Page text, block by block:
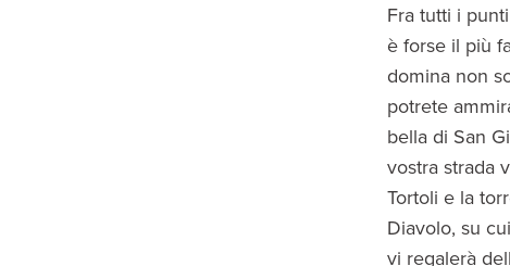
Fra tutti i
è forse il più
domina non
potrete
bella di San
vostra strada
Tortoli e la
Diavolo, su
vi regalerà